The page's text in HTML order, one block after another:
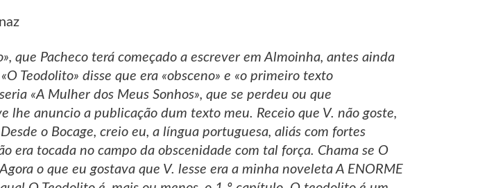
que Pacheco terá começado a escrever em Almoinha, antes ainda
Teodolito» disse que era «obsceno» e «o primeiro texto
«A Mulher dos Meus Sonhos», que se perdeu ou que
lhe anuncio a publicação dum texto meu. Receio que V. não goste,
o Bocage, creio eu, a língua portuguesa, aliás com fortes
era tocada no campo da obscenidade com tal força. Chama se O
o que eu gostava que V. lesse era a minha noveleta A ENORME